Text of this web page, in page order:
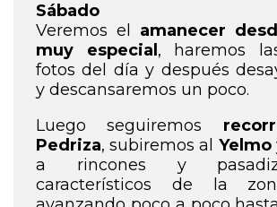
Sábado
Veremos el amanecer
muy especial , haremos
fotos del día y después
y descansaremos un poco.
Luego seguiremos
Pedriza, subiremos al Yelmo
a rincones y
característicos de la